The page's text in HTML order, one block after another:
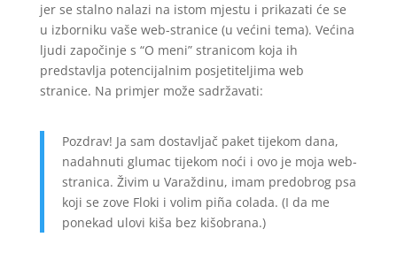
jer se stalno nalazi na istom mjestu i prikazati će se
u izborniku vaše web-stranice (u većini tema). Većina
ljudi započinje s “O meni” stranicom koja ih
predstavlja potencijalnim posjetiteljima web
stranice. Na primjer može sadržavati:
Pozdrav! Ja sam dostavljač paket tijekom dana,
nadahnuti glumac tijekom noći i ovo je moja web-
stranica. Živim u Varaždinu, imam predobrog psa
koji se zove Floki i volim piña colada. (I da me
ponekad ulovi kiša bez kišobrana.)